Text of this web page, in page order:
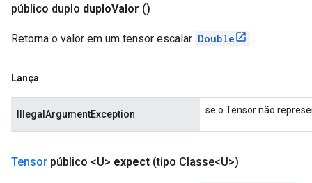
público duplo duploValor ()
Retorna o valor em um tensor escalar Double .
Lança
IllegalArgumentException se o Tensor não
Tensor público <U> expect (tipo Classe<U>)